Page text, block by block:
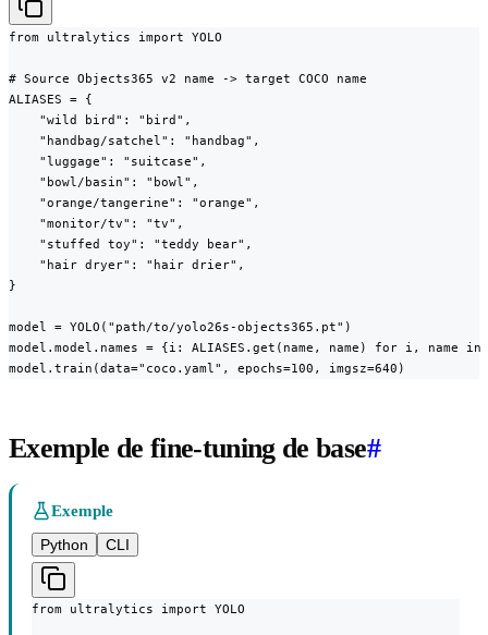
from ultralytics import YOLO
# Source Objects365 v2 name -> target COCO name
ALIASES = {
    "wild bird": "bird",
    "handbag/satchel": "handbag",
    "luggage": "suitcase",
    "bowl/basin": "bowl",
    "orange/tangerine": "orange",
    "monitor/tv": "tv",
    "stuffed toy": "teddy bear",
    "hair dryer": "hair drier",
}
model = YOLO("path/to/yolo26s-objects365.pt")
model.model.names = {i: ALIASES.get(name, name) for i, name in
model.train(data="coco.yaml", epochs=100, imgsz=640)
Exemple de fine-tuning de base#
Exemple
Python
CLI
from ultralytics import YOLO